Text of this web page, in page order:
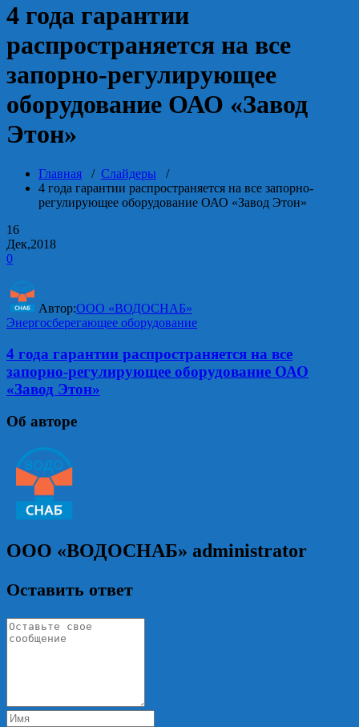
4 года гарантии
распространяется на все
запорно-регулирующее
оборудование ОАО «Завод
Этон»
Главная / Слайдеры /
4 года гарантии распространяется на все запорно-
регулирующее оборудование ОАО «Завод Этон»
16
Дек,2018
0
Автор:ООО «ВОДОСНАБ»
Энергосберегающее оборудование
4 года гарантии распространяется на все
запорно-регулирующее оборудование ОАО
«Завод Этон»
Об авторе
ООО «ВОДОСНАБ» administrator
Оставить ответ